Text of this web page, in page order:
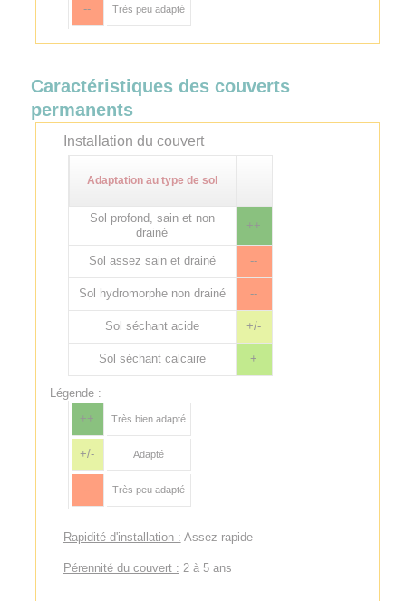
-- Très peu adapté
Caractéristiques des couverts
permanents
Installation du couvert
Adaptation au type de sol
Sol profond, sain et non
drainé
++
Sol assez sain et drainé --
Sol hydromorphe non drainé --
Sol séchant acide +/-
Sol séchant calcaire +
Légende :
++
Très bien adapté
+/- Adapté
-- Très peu adapté
Rapidité d'installation : Assez rapide
Pérennité du couvert : 2 à 5 ans